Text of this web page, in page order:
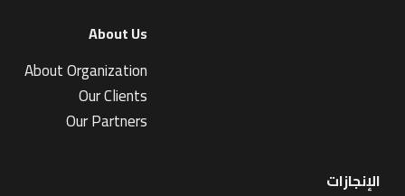
About Us
About Organization
Our Clients
Our Partners
الإنجازات